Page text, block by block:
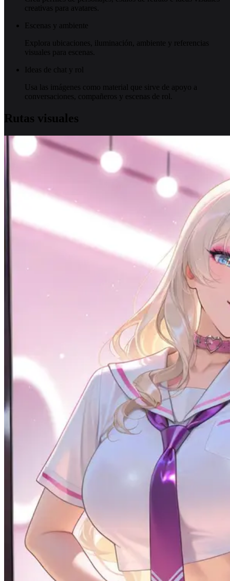
creativas para avatares.
Escenas y ambiente
Explora ubicaciones, iluminación, ambiente y referencias
visuales para escenas.
Ideas de chat y rol
Usa las imágenes como material que sirve de apoyo a
conversaciones, compañeros y escenas de rol.
Rutas visuales